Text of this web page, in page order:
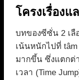
โครงเรื่อง
บทของซีซั่น 2 เลื
เน้นหนักไปที่ tâm
มากขึ้น ซึ่งแตกต่
เวลา (Time